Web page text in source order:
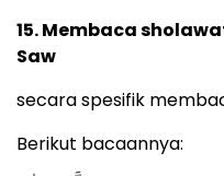
15. Membaca
Saw
secara spesifik
Berikut bacaannya: